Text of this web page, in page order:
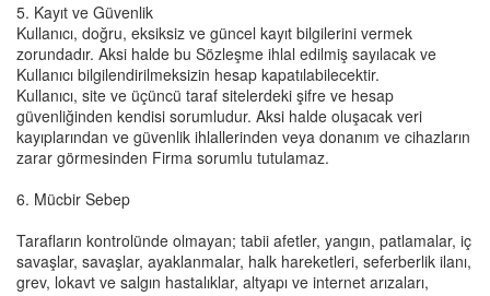
5. Kayıt ve Güvenlik
Kullanıcı, doğru, eksiksiz ve güncel kayıt bilgilerini vermek
zorundadır. Aksi halde bu Sözleşme ihlal edilmiş sayılacak ve
Kullanıcı bilgilendirilmeksizin hesap kapatılabilecektir.
Kullanıcı, site ve üçüncü taraf sitelerdeki şifre ve hesap
güvenliğinden kendisi sorumludur. Aksi halde oluşacak veri
kayıplarından ve güvenlik ihlallerinden veya donanım ve cihazların
zarar görmesinden Firma sorumlu tutulamaz.
6. Mücbir Sebep
Tarafların kontrolünde olmayan; tabii afetler, yangın, patlamalar, iç
savaşlar, savaşlar, ayaklanmalar, halk hareketleri, seferberlik ilanı,
grev, lokavt ve salgın hastalıklar, altyapı ve internet arızaları,